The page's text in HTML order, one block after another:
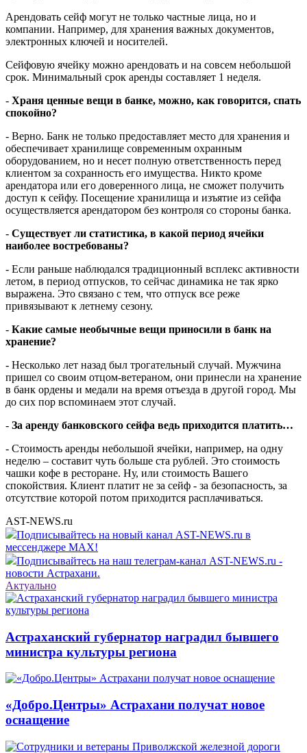
Арендовать сейф могут не только частные лица, но и
компании. Например, для хранения важных документов,
электронных ключей и носителей.
Сейфовую ячейку можно арендовать и на совсем небольшой
срок. Минимальный срок аренды составляет 1 неделя.
- Храня ценные вещи в банке, можно, как говорится, спать
спокойно?
- Верно. Банк не только предоставляет место для хранения и
обеспечивает хранилище современным охранным
оборудованием, но и несет полную ответственность перед
клиентом за сохранность его имущества. Никто кроме
арендатора или его доверенного лица, не сможет получить
доступ к сейфу. Посещение хранилища и изъятие из сейфа
осуществляется арендатором без контроля со стороны банка.
- Существует ли статистика, в какой период ячейки
наиболее востребованы?
- Если раньше наблюдался традиционный всплекс активности
летом, в период отпусков, то сейчас динамика не так ярко
выражена. Это связано с тем, что отпуск все реже
привязывают к летнему сезону.
- Какие самые необычные вещи приносили в банк на
хранение?
- Несколько лет назад был трогательный случай. Мужчина
пришел со своим отцом-ветераном, они принесли на хранение
в банк ордены и медали на время отъезда в другой город. Мы
до сих пор вспоминаем этот случай.
- За аренду банковского сейфа ведь приходится платить…
- Стоимость аренды небольшой ячейки, например, на одну
неделю – составит чуть больше ста рублей. Это стоимость
чашки кофе в ресторане. Ну, или стоимость Вашего
спокойствия. Клиент платит не за сейф - за безопасность, за
отсутствие которой потом приходится расплачиваться.
AST-NEWS.ru
Подписывайтесь на новый канал AST-NEWS.ru в
мессенджере MAX!
Подписывайтесь на наш телеграм-канал AST-NEWS.ru -
новости Астрахани.
Актуально
Астраханский губернатор наградил бывшего
министра культуры региона
«Добро.Центры» Астрахани получат новое
оснащение